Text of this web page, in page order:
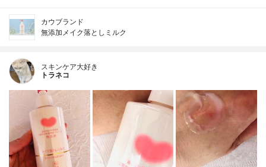
カウブランド
無添加メイク落としミルク
スキンケア大好き
トラネコ